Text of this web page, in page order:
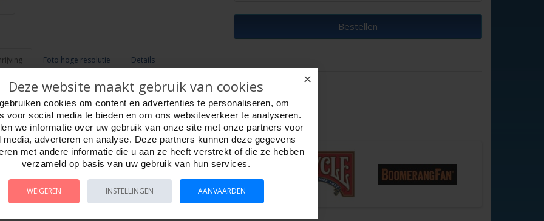
Bestellen
Foto hoge resolutie Details
6 in blik, 28 stenen.
stenen met gekleurde punten.
is 52 x 26 x 9,5 mm.
✕
Deze website maakt gebruik van cookies
cookies om content en advertenties te personaliseren, om
voor social media te bieden en om ons websiteverkeer te analyseren.
we informatie over uw gebruik van onze site met onze partners voor
media, adverteren en analyse. Deze partners kunnen deze gegevens
met andere informatie die u aan ze heeft verstrekt of die ze hebben
verzameld op basis van uw gebruik van hun services.
WEIGEREN INSTELLINGEN AANVAARDEN